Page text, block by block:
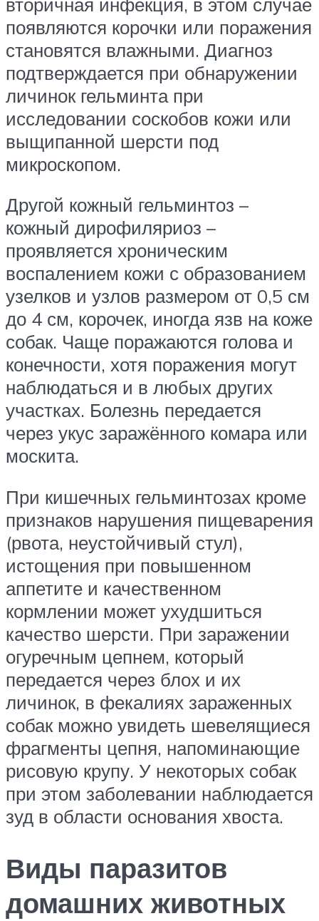
появляются корочки или поражения
становятся влажными. Диагноз
подтверждается при обнаружении
личинок гельминта при
исследовании соскобов кожи или
выщипанной шерсти под
микроскопом.
Другой кожный гельминтоз –
кожный дирофиляриоз –
проявляется хроническим
воспалением кожи с образованием
узелков и узлов размером от 0,5 см
до 4 см, корочек, иногда язв на коже
собак. Чаще поражаются голова и
конечности, хотя поражения могут
наблюдаться и в любых других
участках. Болезнь передается
через укус заражённого комара или
москита.
При кишечных гельминтозах кроме
признаков нарушения пищеварения
(рвота, неустойчивый стул),
истощения при повышенном
аппетите и качественном
кормлении может ухудшиться
качество шерсти. При заражении
огуречным цепнем, который
передается через блох и их
личинок, в фекалиях зараженных
собак можно увидеть шевелящиеся
фрагменты цепня, напоминающие
рисовую крупу. У некоторых собак
при этом заболевании наблюдается
зуд в области основания хвоста.
Виды паразитов
домашних животных